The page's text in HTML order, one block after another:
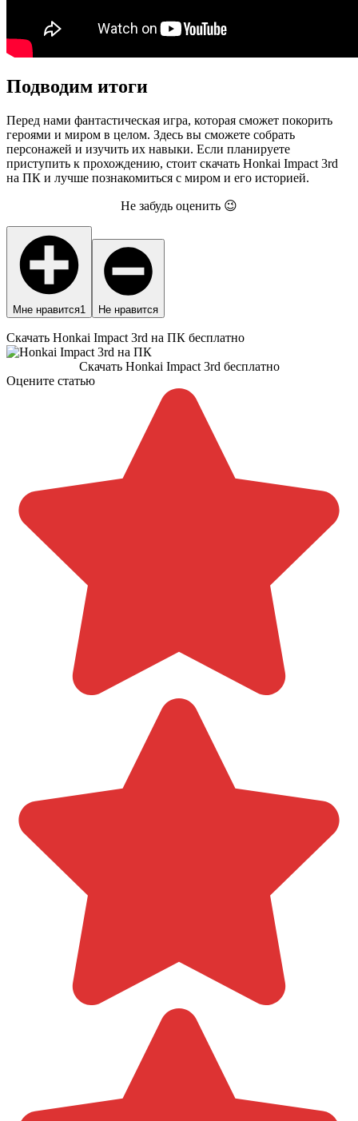
Подводим итоги
Перед нами фантастическая игра, которая сможет покорить
героями и миром в целом. Здесь вы сможете собрать
персонажей и изучить их навыки. Если планируете
приступить к прохождению, стоит скачать Honkai Impact 3rd
на ПК и лучше познакомиться с миром и его историей.
Не забудь оценить 😉
Мне нравится1 Не нравится
Скачать Honkai Impact 3rd на ПК бесплатно
Скачать Honkai Impact 3rd бесплатно
Оцените статью